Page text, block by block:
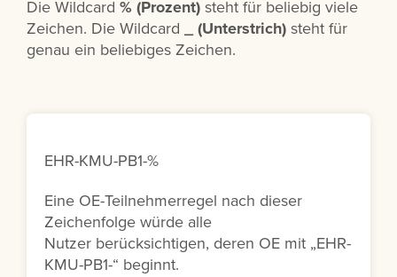
Die Wildcard % (Prozent)steht für beliebig viele
Zeichen. Die Wildcard _ (Unterstrich)steht für
genau ein beliebiges Zeichen.
EHR-KMU-PB1-%
Eine OE-Teilnehmerregel nach dieser
Zeichenfolge würde alle
Nutzer berücksichtigen, deren OE mit „EHR-
KMU-PB1-“ beginnt.